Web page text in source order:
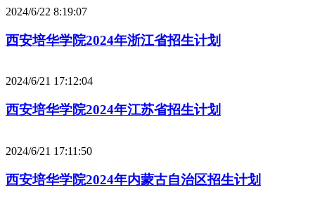
2024/6/22 8:19:07
西安培华学院2024年浙江省招生计划
2024/6/21 17:12:04
西安培华学院2024年江苏省招生计划
2024/6/21 17:11:50
西安培华学院2024年内蒙古自治区招生计划